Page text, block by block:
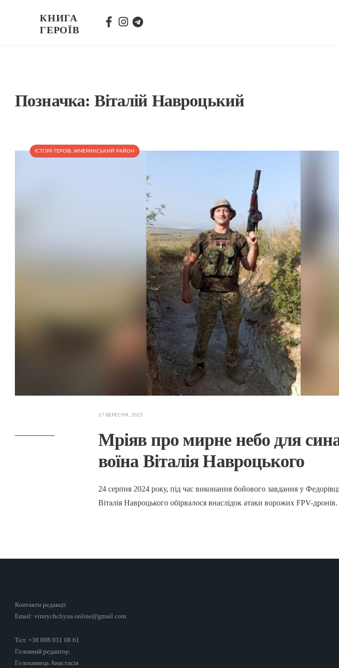
КНИГА
ГЕРОЇВ
Позначка: Віталій Навроцький
ІСТОРІЇ ГЕРОЇВ, ЖМЕРИНСЬКИЙ РАЙОН
17 ВЕРЕСНЯ, 2025
Мріяв про мирне небо для
воїна Віталія Навроцького
24 серпня 2024 року, під час виконання бойового завдання у
Віталія Навроцького обірвалося внаслідок атаки ворожих FPV-
Контакти редакції
Email: vinnychchyna.online@gmail.com
Тел: +38 098 031 08 61
Головний редактор:
Голошивець Анастасія